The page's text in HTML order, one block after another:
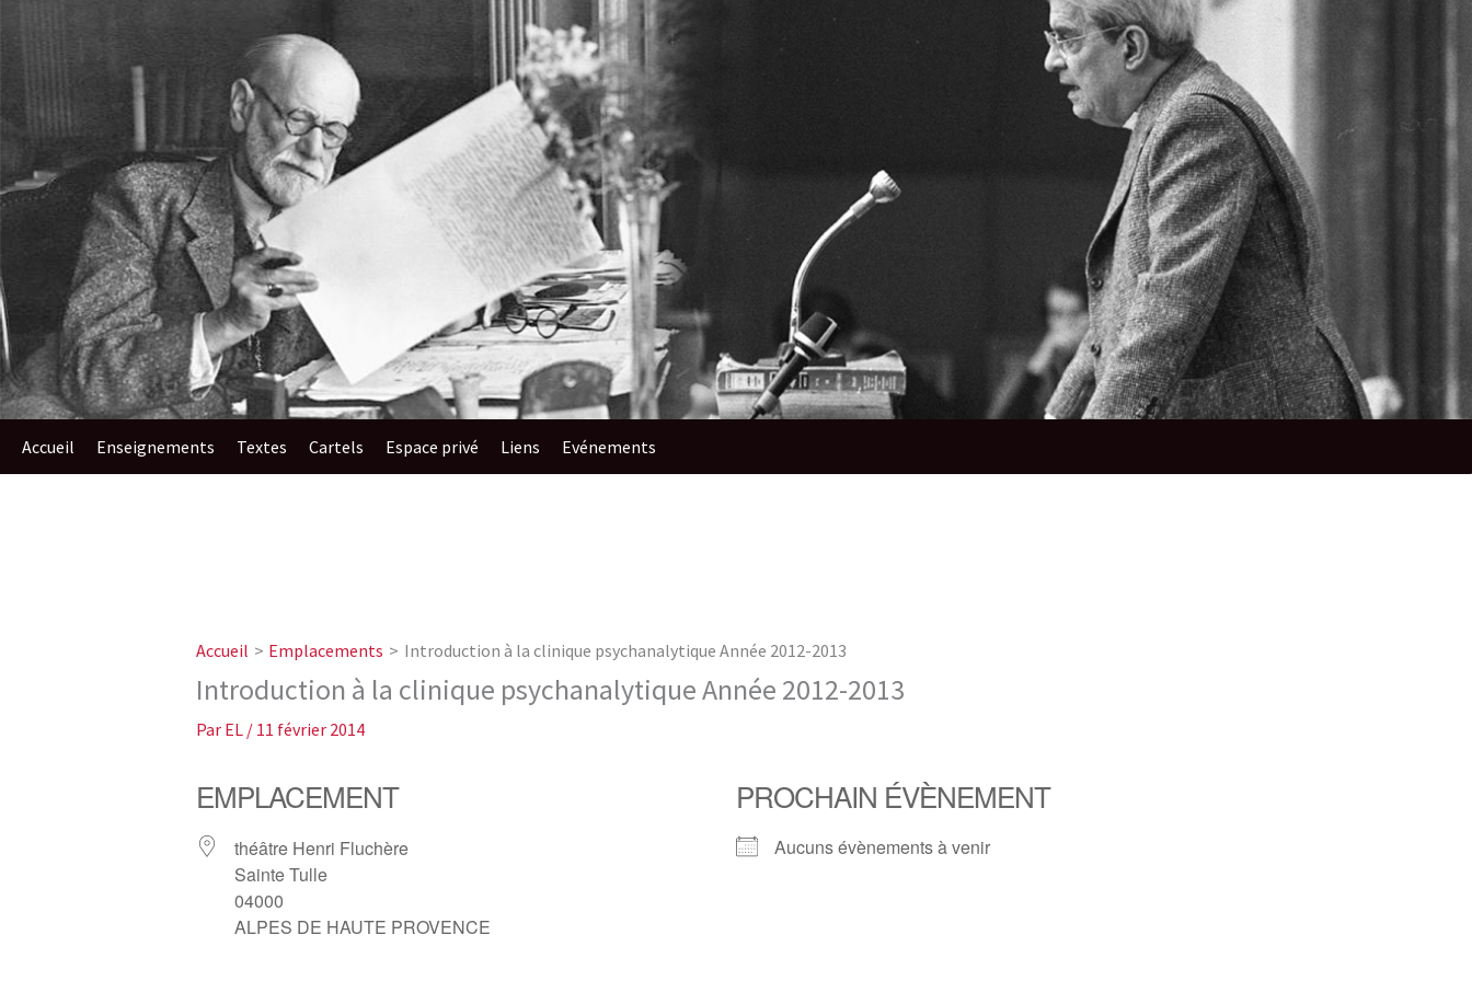
Accueil Enseignements​ Textes Cartels Espace privé Liens Evénements
Accueil Emplacements Introduction à la clinique psychanalytique Année 2012-2013
Introduction à la clinique psychanalytique Année 2012-2013
Par EL / 11 février 2014
EMPLACEMENT
théâtre Henri Fluchère
Sainte Tulle
04000
ALPES DE HAUTE PROVENCE
PROCHAIN ÉVÈNEMENT
Aucuns évènements à venir